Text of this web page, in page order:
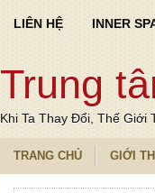
LIÊN HỆ INNER
Trung
Khi Ta Thay Đổi, Thế Giới
TRANG CHỦ GIỚI